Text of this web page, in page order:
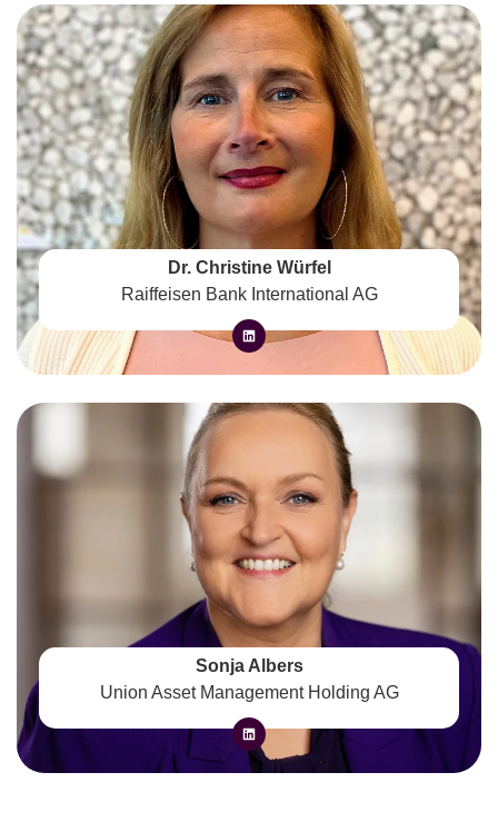
Dr. Christine Würfel
Raiffeisen Bank International AG
Sonja Albers
Union Asset Management Holding AG